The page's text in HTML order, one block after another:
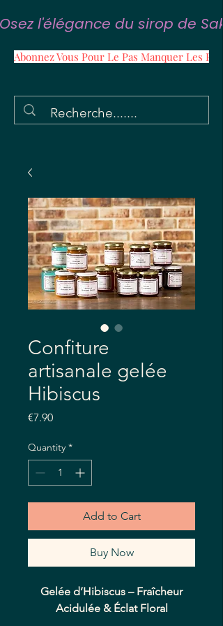
Osez l'élégance du sirop de
Abonnez Vous Pour Le Pas Manquer Les
Confiture
artisanale gelée
Hibiscus
€7.90Price
Quantity *
Add to Cart
Buy Now
Gelée d’Hibiscus – Fraîcheur
Acidulée & Éclat Floral